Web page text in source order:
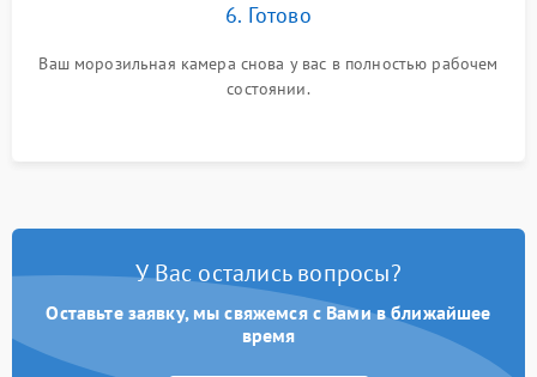
6. Готово
Ваш морозильная камера снова у вас в полностью рабочем
состоянии.
У Вас остались вопросы?
Оставьте заявку, мы свяжемся с Вами в ближайшее
время